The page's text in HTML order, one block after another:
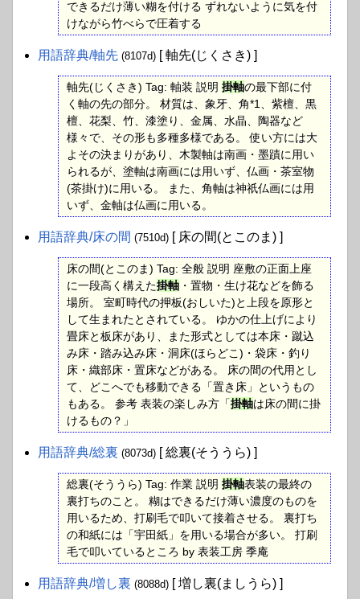
できるだけ薄い糊を付ける ずれないように気を付
けながら竹べらで圧着する
用語辞典​/軸先 (8107d) [ 軸先(じくさき) ]
軸先(じくさき) Tag: 軸装 説明 掛軸の最下部に付
く軸の先の部分。 材質は、象牙、角*1、紫檀、黒
檀、花梨、竹、漆塗り、金属、水晶、陶器など
様々で、その形も多種多様である。 使い方には大
よその決まりがあり、木製軸は南画・墨蹟に用い
られるが、塗軸は南画には用いず、仏画・茶室物
(茶掛け)に用いる。 また、角軸は神祇仏画には用
いず、金軸は仏画に用いる。
用語辞典​/床の間 (7510d) [ 床の間(とこのま) ]
床の間(とこのま) Tag: 全般 説明 座敷の正面上座
に一段高く構えた掛軸 ・置物・生け花などを飾る
場所。 室町時代の押板(おしいた)と上段を原形と
して生まれたとされている。 ゆかの仕上げにより
畳床と板床があり、また形式としては本床・蹴込
み床・踏み込み床・洞床(ほらどこ)・袋床・釣り
床・織部床・置床などがある。 床の間の代用とし
て、どこへでも移動できる「置き床」というもの
もある。 参考 表装の楽しみ方「掛軸は床の間に掛
けるもの？」
用語辞典​/総裏 (8073d) [ 総裏(そううら) ]
総裏(そううら) Tag: 作業 説明 掛軸表装の最終の
裏打ちのこと。 糊はできるだけ薄い濃度のものを
用いるため、打刷毛で叩いて接着させる。 裏打ち
の和紙には「宇田紙」を用いる場合が多い。 打刷
毛で叩いているところ by 表装工房 季庵
用語辞典​/増し裏 (8088d) [ 増し裏(ましうら) ]